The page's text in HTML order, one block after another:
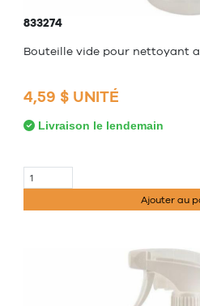
833274
Bouteille vide pour nettoyant
4,59 $ UNITÉ
Livraison le lendemain
Ajouter au